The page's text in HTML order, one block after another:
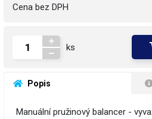
Cena bez DPH
ks
Popis
Manuální pružinový balancer -